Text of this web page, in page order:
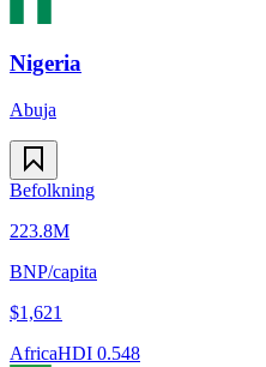
Nigeria
Abuja
Befolkning
223.8M
BNP/capita
$1,621
AfricaHDI 0.548